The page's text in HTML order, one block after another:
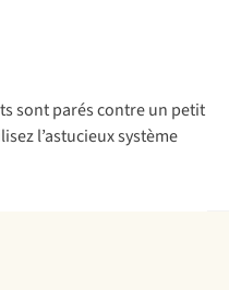
sont parés contre un petit
l’astucieux système